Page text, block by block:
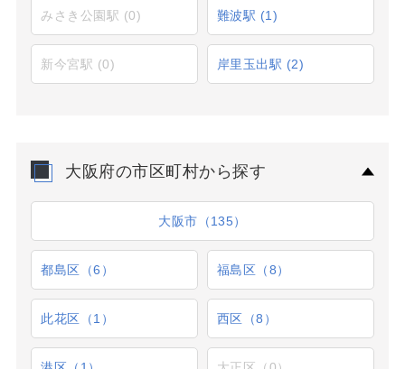
みさき公園駅 (0) 難波駅 (1)
新今宮駅 (0) 岸里玉出駅 (2)
大阪府の市区町村から探す
大阪市（135）
都島区（6） 福島区（8）
此花区（1） 西区（8）